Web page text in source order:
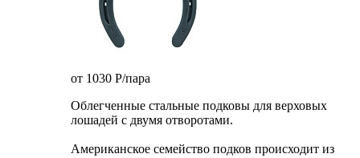
от 1030 P/пара
Облегченные стальные подковы для верховых
лошадей с двумя отворотами.
Американское семейство подков происходит из